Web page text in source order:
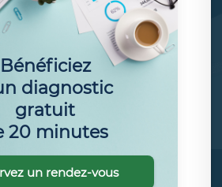
Bénéficiez
diagnostic
gratuit
20 minutes
un rendez-vous